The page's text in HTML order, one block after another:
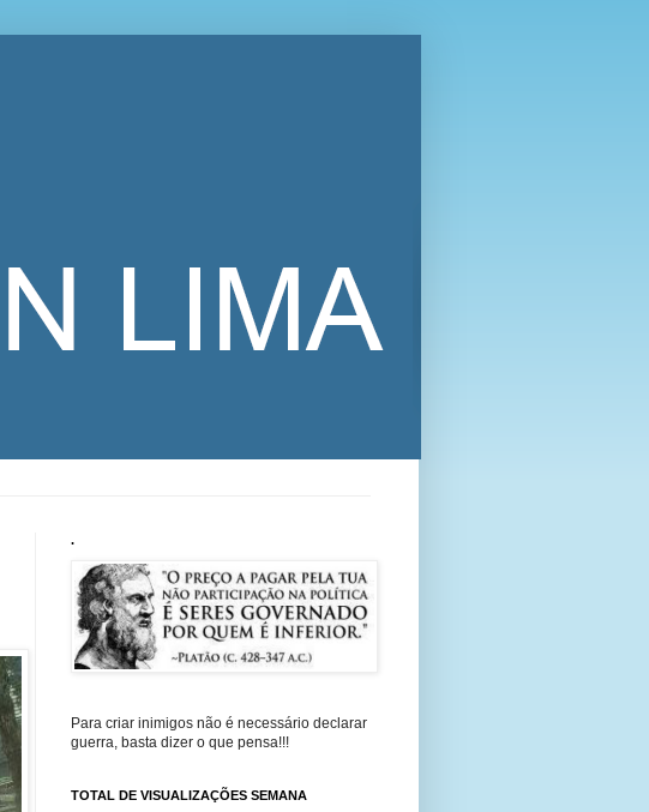
.
Para criar inimigos não é necessário declarar
guerra, basta dizer o que pensa!!!
TOTAL DE VISUALIZAÇÕES SEMANA